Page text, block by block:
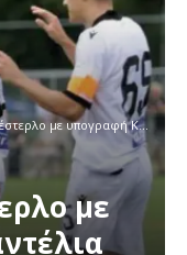
υπογραφή Κωνσταντέλια και Καμαρά
με